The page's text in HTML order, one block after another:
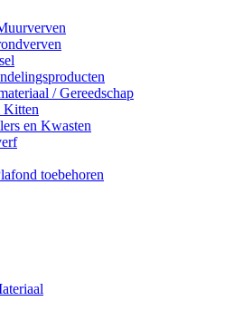
/ Gereedschap
en Kwasten
toebehoren